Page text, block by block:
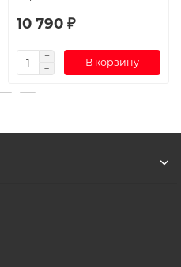
10 790 ₽
В корзину